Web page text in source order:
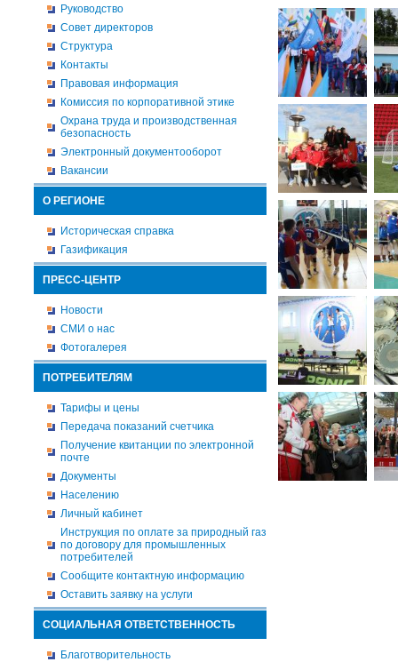
Руководство
Совет директоров
Структура
Контакты
Правовая информация
Комиссия по корпоративной этике
Охрана труда и производственная
безопасность
Электронный документооборот
Вакансии
О РЕГИОНЕ
Историческая справка
Газификация
ПРЕСС-ЦЕНТР
Новости
СМИ о нас
Фотогалерея
ПОТРЕБИТЕЛЯМ
Тарифы и цены
Передача показаний счетчика
Получение квитанции по электронной
почте
Документы
Населению
Личный кабинет
Инструкция по оплате за природный газ
по договору для промышленных
потребителей
Сообщите контактную информацию
Оставить заявку на услуги
СОЦИАЛЬНАЯ ОТВЕТСТВЕННОСТЬ
Благотворительность